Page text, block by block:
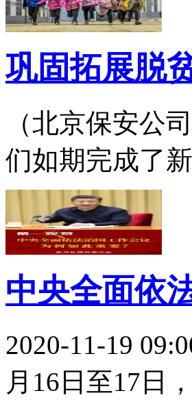
巩固拓展脱
（北京保安公
们如期完成了
中央全面依
2020-11-19
月16日至17日